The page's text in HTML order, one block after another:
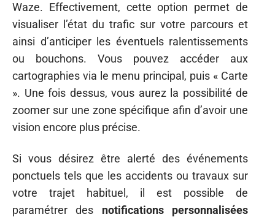
Waze. Effectivement, cette option permet de
visualiser l’état du trafic sur votre parcours et
ainsi d’anticiper les éventuels ralentissements
ou bouchons. Vous pouvez accéder aux
cartographies via le menu principal, puis « Carte
». Une fois dessus, vous aurez la possibilité de
zoomer sur une zone spécifique afin d’avoir une
vision encore plus précise.
Si vous désirez être alerté des événements
ponctuels tels que les accidents ou travaux sur
votre trajet habituel, il est possible de
paramétrer des notifications personnalisées